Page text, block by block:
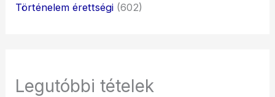
Történelem érettségi (602)
Legutóbbi tételek